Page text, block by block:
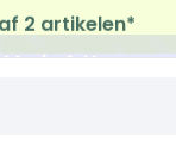
& Home